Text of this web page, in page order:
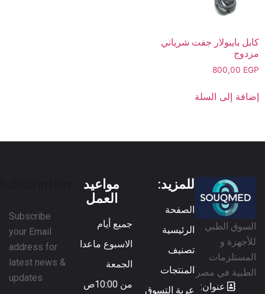
كابل بايبولار جفت شرياني
مزدوج
800,00EGP
إضافة إلى السلة
السوق الطبي
للأجهزة و
المستلزمات
الطبية في مصر
عنوان:
للمزيد:
الصفحة
الرئيسية
تصنيف
المنتجات
عربة التسوق
مواعيد
العمل
جميع أيام
الاسبوع ماعدا
الجمعة
من 10:00ص
Subscribe
your Email
address for
latest news &
updates